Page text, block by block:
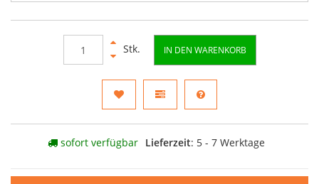
Stk. IN DEN WARENKORB
sofort verfügbar Lieferzeit: 5 - 7 Werktage